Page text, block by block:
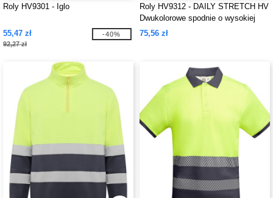
Roly HV9301 - Iglo
55,47 zł
92,27 zł
-40%
Roly HV9312 - DAILY STRETCH HV
Dwukolorowe spodnie o wysokiej
widoczności z wieloma kieszeniami
75,56 zł